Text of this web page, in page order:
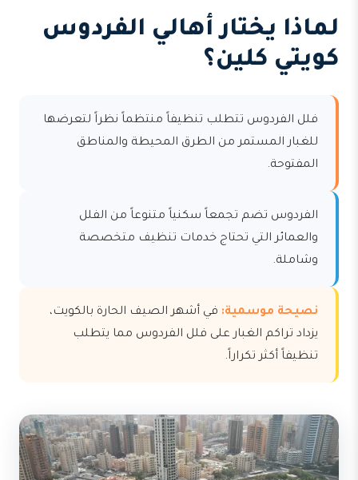
لماذا يختار أهالي الفردوس
كويتي كلين؟
فلل الفردوس تتطلب تنظيفاً منتظماً نظراً لتعرضها
للغبار المستمر من الطرق المحيطة والمناطق
المفتوحة.
الفردوس تضم تجمعاً سكنياً متنوعاً من الفلل
والعمائر التي تحتاج خدمات تنظيف متخصصة
وشاملة.
نصيحة موسمية: في أشهر الصيف الحارة بالكويت،
يزداد تراكم الغبار على فلل الفردوس مما يتطلب
تنظيفاً أكثر تكراراً.